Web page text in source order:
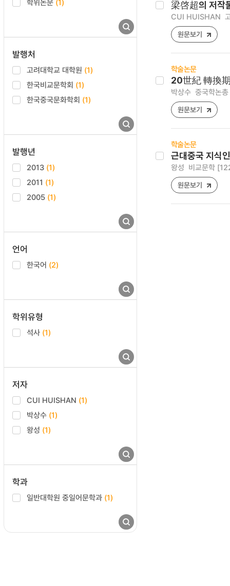
학위논문 (1)
발행처
고려대학교 대학원 (1)
한국비교문학회 (1)
한국중국문화학회 (1)
발행년
2013 (1)
2011 (1)
2005 (1)
언어
한국어 (2)
학위유형
석사 (1)
저자
CUI HUISHAN (1)
박상수 (1)
왕성 (1)
학과
일반대학원 중일어문학과 (1)
梁啓超의 저작
CUI HUISHAN
원문보기
학술논문
20世紀 轉換
박상수 중국학논
원문보기
학술논문
근대중국 지식
왕성 비교문학
원문보기